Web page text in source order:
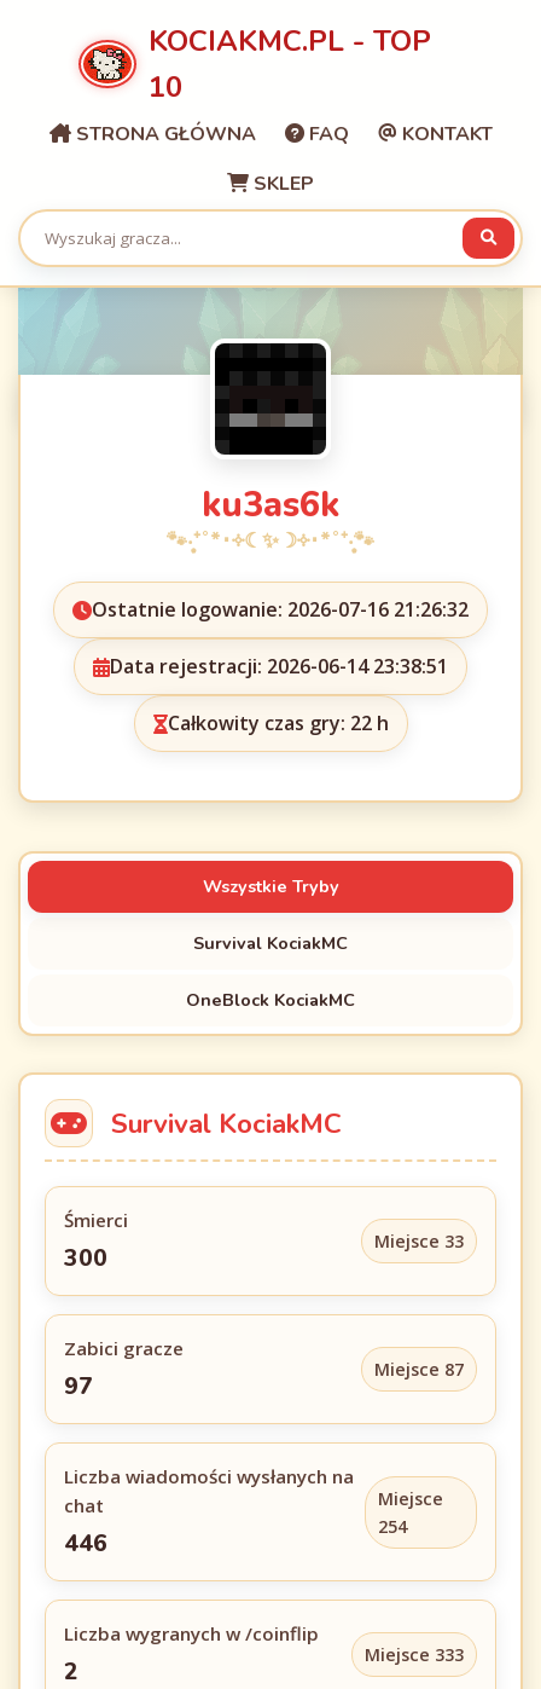
KOCIAKMC.PL - TOP
10
STRONA GŁÓWNA FAQ
KONTAKT
SKLEP
ku3as6k
Ostatnie logowanie: 2026-07-16 21:26:32
Data rejestracji: 2026-06-14 23:38:51
Całkowity czas gry: 22 h
Wszystkie Tryby
Survival KociakMC
OneBlock KociakMC
Survival KociakMC
Śmierci
300
Miejsce 33
Zabici gracze
97
Miejsce 87
Liczba wiadomości wysłanych na
chat
446
Miejsce
254
Liczba wygranych w /coinflip
2
Miejsce 333